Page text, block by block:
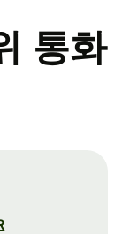
통화